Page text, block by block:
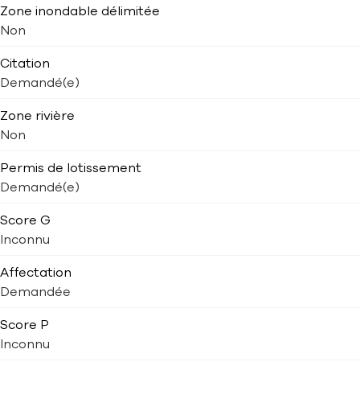
Zone inondable délimitée
Non
Citation
Demandé(e)
Zone rivière
Non
Permis de lotissement
Demandé(e)
Score G
Inconnu
Affectation
Demandée
Score P
Inconnu